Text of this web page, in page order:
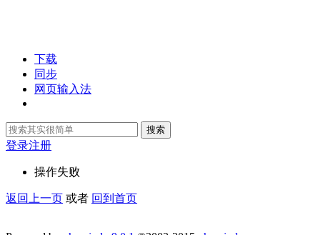
下载
同步
网页输入法
搜索
登录注册
操作失败
返回上一页 或者 回到首页